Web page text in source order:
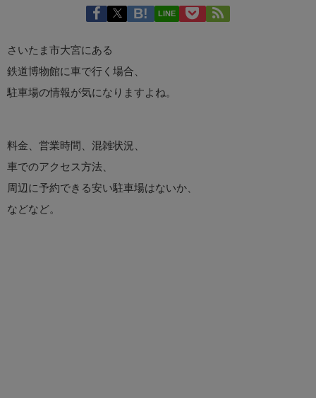
LINE
さいたま市大宮にある
鉄道博物館に車で行く場合、
駐車場の情報が気になりますよね。
料金、営業時間、混雑状況、
車でのアクセス方法、
周辺に予約できる安い駐車場はないか、
などなど。